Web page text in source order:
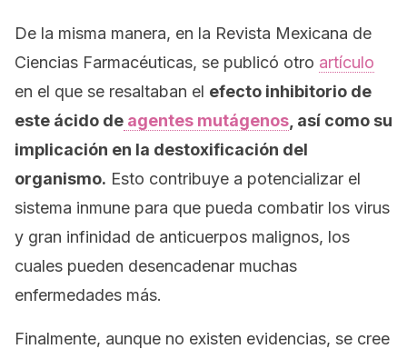
De la misma manera, en la Revista Mexicana de
Ciencias Farmacéuticas, se publicó otro artículo
en el que se resaltaban el efecto inhibitorio de
este ácido de agentes mutágenos , así como su
implicación en la destoxificación del
organismo. Esto contribuye a potencializar el
sistema inmune para que pueda combatir los virus
y gran infinidad de anticuerpos malignos, los
cuales pueden desencadenar muchas
enfermedades más.
Finalmente, aunque no existen evidencias, se cree